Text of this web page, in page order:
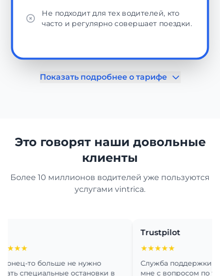
Не подходит для тех водителей, кто
часто и регулярно совершает поездки.
Показать подробнее о тарифе
Это говорят наши довольные
клиенты
Более 10 миллионов водителей уже пользуются
услугами vintrica.
то больше не нужно
остановки в
Trustpilot
★★★★★
Служба поддержки очень
мне с вопросом по